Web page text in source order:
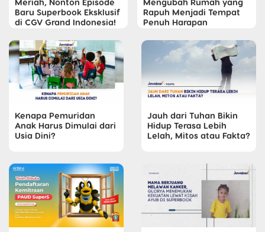
Baru Superbook Eksklusif
di CGV Grand Indonesia!
Rapuh Menjadi Tempat
Penuh Harapan
Kenapa Pemuridan
Anak Harus Dimulai dari
Usia Dini?
Jauh dari Tuhan Bikin
Hidup Terasa Lebih
Lelah, Mitos atau Fakta?